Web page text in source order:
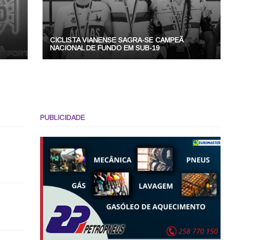
CICLISTA VIANENSE SAGRA-SE CAMPEÃ
NACIONAL DE FUNDO EM SUB-19
PUBLICIDADE